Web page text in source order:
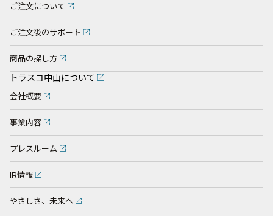
ご注文について
ご注文後のサポート
商品の探し方
トラスコ中山について
会社概要
事業内容
プレスルーム
IR情報
やさしさ、未来へ